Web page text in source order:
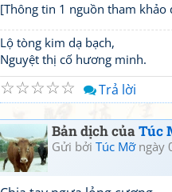
[Thông tin 1 nguồn tham khảo
Lộ tòng kim dạ bạch,
Nguyệt thị cố hương minh.
☆
☆
☆
☆
☆ Trả lời
Bản dịch củaTúc
Gửi bởi Túc Mỡngày